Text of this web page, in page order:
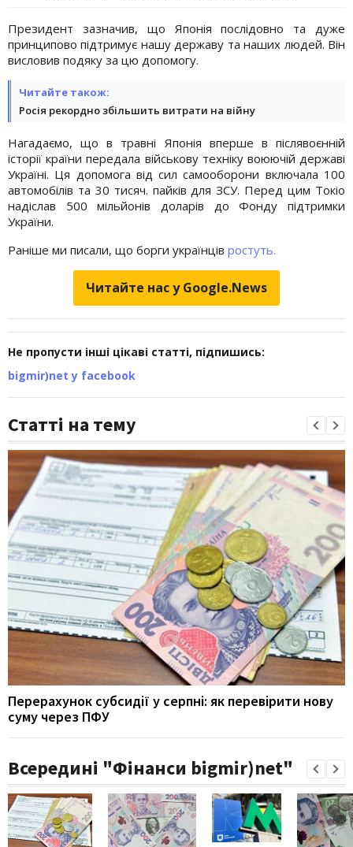
Президент зазначив, що Японія послідовно та дуже
принципово підтримує нашу державу та наших людей. Він
висловив подяку за цю допомогу.
Читайте також:
Росія рекордно збільшить витрати на війну
Нагадаємо, що в травні Японія вперше в післявоєнній
історії країни передала військову техніку воюючій державі
Україні. Ця допомога від сил самооборони включала 100
автомобілів та 30 тисяч. пайків для ЗСУ. Перед цим Токіо
надіслав 500 мільйонів доларів до Фонду підтримки
України.
Раніше ми писали, що борги українців ростуть.
Читайте нас у Google.News
Не пропусти інші цікаві статті, підпишись:
bigmir)net у facebook
Статті на тему
Перерахунок субсидії у серпні: як перевірити нову
суму через ПФУ
Всередині "Фінанси bigmir)net"